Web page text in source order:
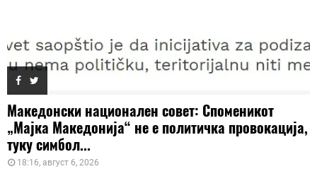
Македонски национален совет: Споменикот
„Мајка Македонија“ не е политичка провокација,
туку симбол...
18:16, август 6, 2026